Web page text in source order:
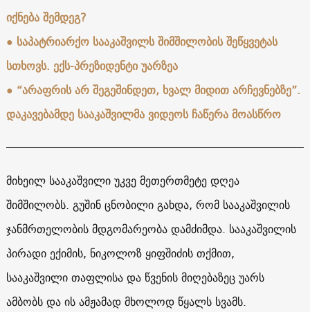
იქნება შემდეგ?
● საპატრიარქო სააკაშვილს შიმშილობის შეწყვეტას
სთხოვს. ექს-პრეზიდენტი უარზეა
● “არაფრის არ შეგეშინდეთ, ხვალ მიდით არჩევნებზე”.
დაკავებამდე სააკაშვილმა ვიდეოს ჩაწერა მოასწრო
მიხეილ სააკაშვილი უკვე მეთერთმეტე დღეა
შიმშილობს. გუშინ ცნობილი გახდა, რომ სააკაშვილის
ჯანმრთელობის მდგომარეობა დამძიმდა. სააკაშვილის
პირადი ექიმის, ნიკოლოზ ყიფშიძის თქმით,
სააკაშვილი თაფლისა და წვენის მიღებაზეც უარს
ამბობს და ის ამჟამად მხოლოდ წყალს სვამს.